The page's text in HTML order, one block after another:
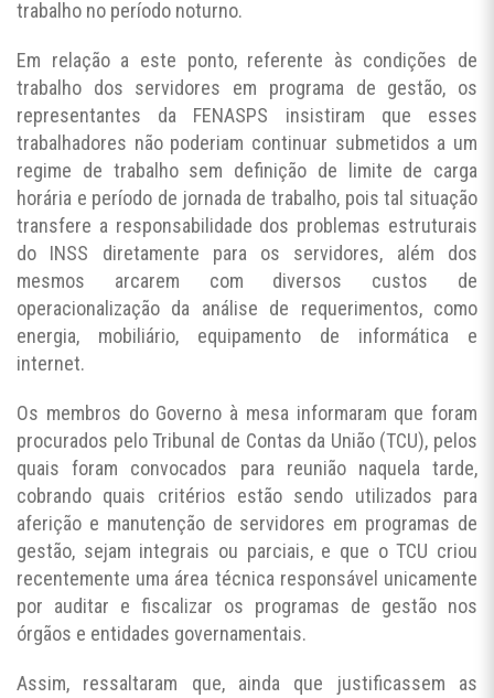
trabalho no período noturno.
Em relação a este ponto, referente às condições de
trabalho dos servidores em programa de gestão, os
representantes da FENASPS insistiram que esses
trabalhadores não poderiam continuar submetidos a um
regime de trabalho sem definição de limite de carga
horária e período de jornada de trabalho, pois tal situação
transfere a responsabilidade dos problemas estruturais
do INSS diretamente para os servidores, além dos
mesmos arcarem com diversos custos de
operacionalização da análise de requerimentos, como
energia, mobiliário, equipamento de informática e
internet.
Os membros do Governo à mesa informaram que foram
procurados pelo Tribunal de Contas da União (TCU), pelos
quais foram convocados para reunião naquela tarde,
cobrando quais critérios estão sendo utilizados para
aferição e manutenção de servidores em programas de
gestão, sejam integrais ou parciais, e que o TCU criou
recentemente uma área técnica responsável unicamente
por auditar e fiscalizar os programas de gestão nos
órgãos e entidades governamentais.
Assim, ressaltaram que, ainda que justificassem as